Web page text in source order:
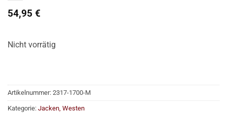
54,95 €
Nicht vorrätig
Artikelnummer: 2317-1700-M
Kategorie: Jacken, Westen